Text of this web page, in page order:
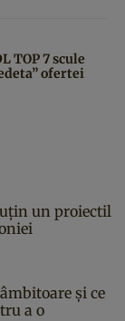
TOP 7 scule
ofertei
un proiectil
și ce
a o